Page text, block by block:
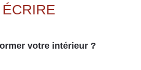
ÉCRIRE
votre intérieur ?